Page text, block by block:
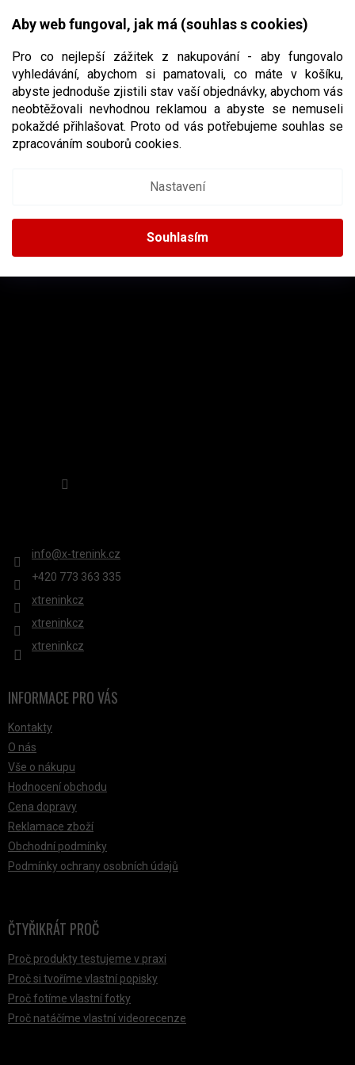
Aby web fungoval, jak má (souhlas s cookies)
Pro co nejlepší zážitek z nakupování - aby fungovalo
vyhledávání, abychom si pamatovali, co máte v košíku,
abyste jednoduše zjistili stav vaší objednávky, abychom vás
neobtěžovali nevhodnou reklamou a abyste se nemuseli
pokaždé přihlašovat. Proto od vás potřebujeme souhlas se
zpracováním souborů cookies.
Nastavení
Souhlasím
CZK
NÁKUPNÍ
PH
nebyly nalezeny...
AINSTAGRAM
info@x-trenink.cz
+420 ‭773 363 335
xtreninkcz
xtreninkcz
xtreninkcz
INFORMACE PRO VÁS
Kontakty
O nás
Vše o nákupu
Hodnocení obchodu
Cena dopravy
Reklamace zboží
Obchodní podmínky
Podmínky ochrany osobních údajů
ČTYŘIKRÁT PROČ
Proč produkty testujeme v praxi
Proč si tvoříme vlastní popisky
Proč fotíme vlastní fotky
Proč natáčíme vlastní videorecenze